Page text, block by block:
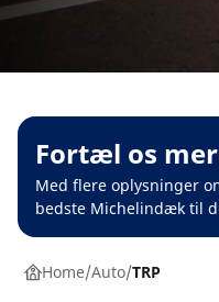
Fortæl os
Med flere oplysninger
bedste Michelindæk til
Home Auto TRP